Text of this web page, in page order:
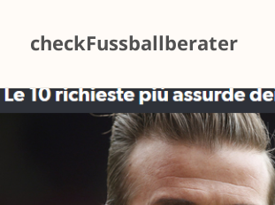
checkFussballberater